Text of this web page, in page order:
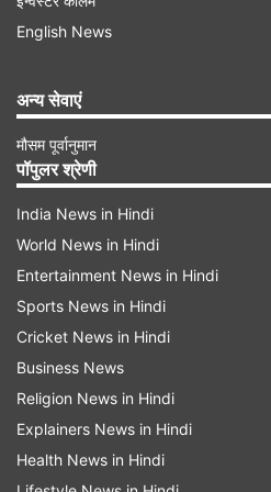
कॉन्सर्ट को अटेंड किया था।
जानकारी के मुताबिक, इवेंट में
तौर पर ड्रग्स का सेवन किया
आशंका है। हालांकि इसकी पुष्टि
ही होगी। देर रात करीब 12 बजे
तकलीफ होने लगी, जिसके बाद
भर्ती कराया गया।
English News
अन्य सेवाएं
मौसम पूर्वानुमान
पॉपुलर श्रेणी
India News in Hindi
World News in Hindi
Entertainment News in Hindi
Sports News in Hindi
Cricket News in Hindi
Business News
Religion News in Hindi
Explainers News in Hindi
Health News in Hindi